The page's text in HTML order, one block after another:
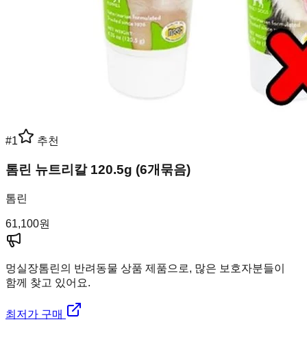
#1 추천
톰린 뉴트리칼 120.5g (6개묶음)
톰린
61,100원
멍실장톰린의 반려동물 상품 제품으로, 많은 보호자분들이
함께 찾고 있어요.
최저가 구매